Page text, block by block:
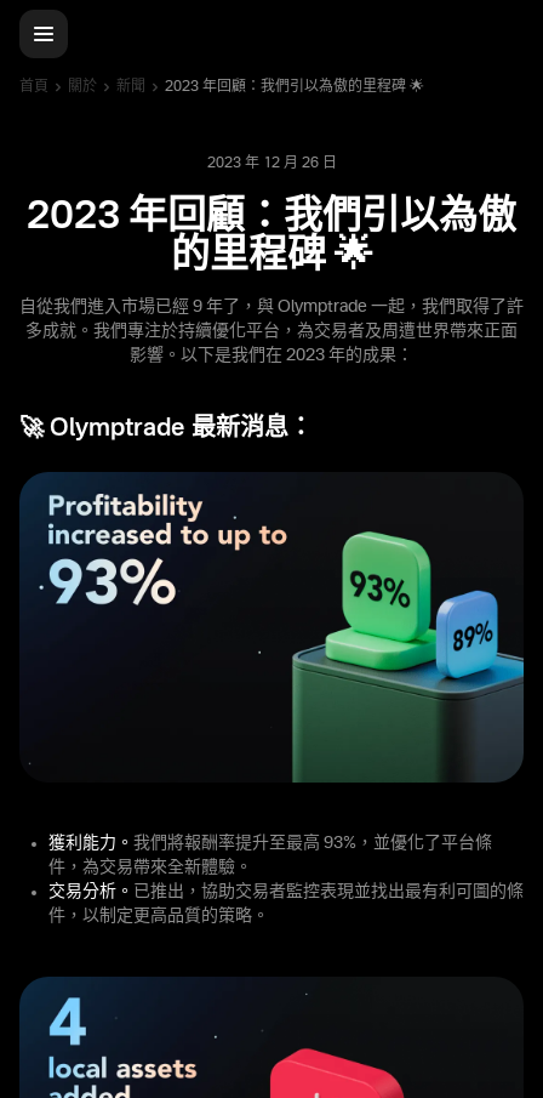
首頁 關於 新聞 2023 年回顧：我們引以為傲的里程碑 🌟
2023 年 12 月 26 日
2023 年回顧：我們引以為傲
的里程碑 🌟
自從我們進入市場已經 9 年了，與 Olymptrade 一起，我們取得了許
多成就。我們專注於持續優化平台，為交易者及周遭世界帶來正面
影響。以下是我們在 2023 年的成果：
🚀 Olymptrade 最新消息：
獲利能力。 我們將報酬率提升至最高 93%，並優化了平台條
件，為交易帶來全新體驗。
交易分析。 已推出，協助交易者監控表現並找出最有利可圖的條
件，以制定更高品質的策略。